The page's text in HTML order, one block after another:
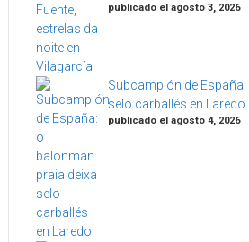
publicado el agosto 3, 2026
Subcampión de
selo carballés en Laredo
publicado el agosto 4, 2026